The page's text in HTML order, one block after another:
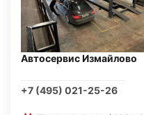
Автосервис Измайлово
+7 (495) 021-25-26